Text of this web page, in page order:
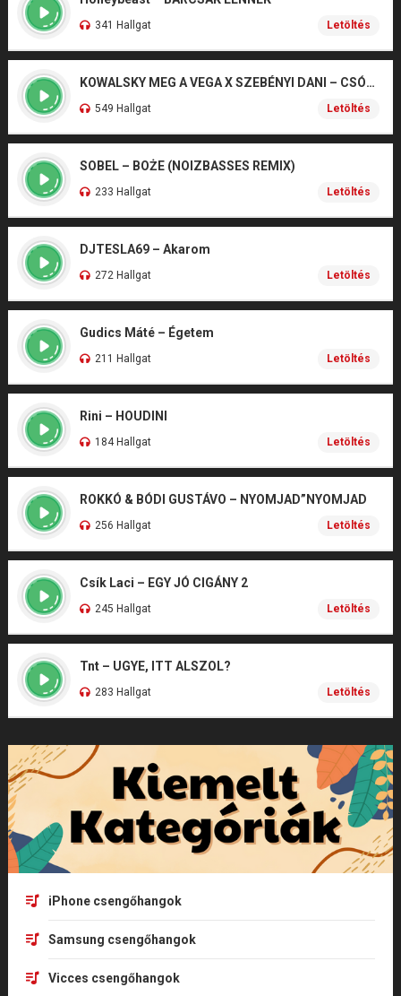
341 Hallgat Letöltés
KOWALSKY MEG A VEGA X SZEBÉNYI DANI – CSÓNAK
549 Hallgat Letöltés
SOBEL – BOŻE (NOIZBASSES REMIX)
233 Hallgat Letöltés
DJTESLA69 – Akarom
272 Hallgat Letöltés
Gudics Máté – Égetem
211 Hallgat Letöltés
Rini – HOUDINI
184 Hallgat Letöltés
ROKKÓ & BÓDI GUSTÁVO – NYOMJAD”NYOMJAD
256 Hallgat Letöltés
Csík Laci – EGY JÓ CIGÁNY 2
245 Hallgat Letöltés
Tnt – UGYE, ITT ALSZOL?
283 Hallgat Letöltés
iPhone csengőhangok
Samsung csengőhangok
Vicces csengőhangok